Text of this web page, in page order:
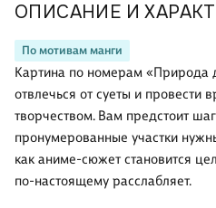
ОПИСАНИЕ И
По мотивам манги
Картина по номерам «Природа
отвлечься от суеты и провести
творчеством. Вам предстоит
пронумерованные участки
как аниме-сюжет становится
по-настоящему расслабляет.